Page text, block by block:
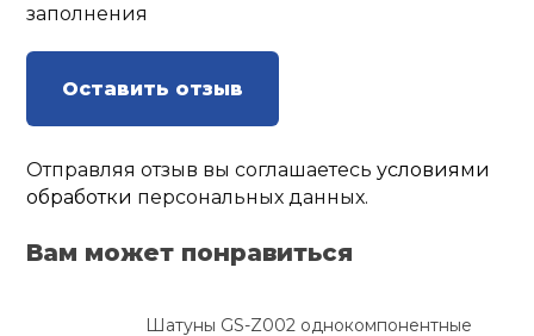
заполнения
Оставить отзыв
Отправляя отзыв вы соглашаетесьусловиями
обработки персональных данных.
Вам может понравиться
Шатуны GS-Z002 однокомпонентные